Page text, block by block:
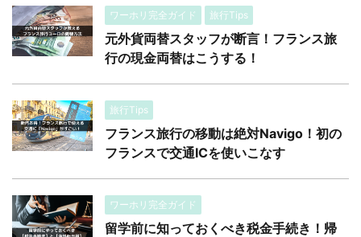
ワーホリ完全ガイド 旅行Tips
元外貨両替スタッフが断言！フランス旅
行の現金両替はこうする！
旅行Tips
フランス旅行の移動は絶対Navigo！初の
フランスで交通ICを使いこなす
ワーホリ完全ガイド
留学前に知っておくべき税金手続き！帰